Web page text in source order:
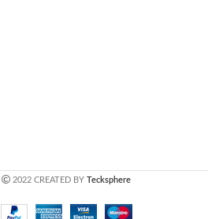
2022 CREATED BY Tecksphere